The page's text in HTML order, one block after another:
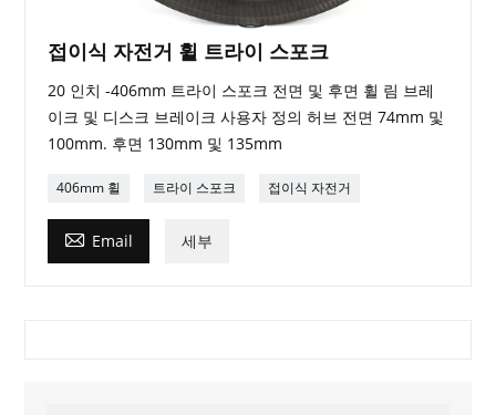
접이식 자전거 휠 트라이 스포크
20 인치 -406mm 트라이 스포크 전면 및 후면 휠 림 브레
이크 및 디스크 브레이크 사용자 정의 허브 전면 74mm 및
100mm. 후면 130mm 및 135mm
406mm 휠 트라이 스포크 접이식 자전거
 Email 세부